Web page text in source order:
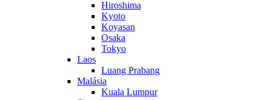
Hiroshima
Kyoto
Koyasan
Osaka
Tokyo
Laos
Luang Prabang
Malásia
Kuala Lumpur